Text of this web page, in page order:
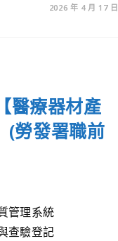
2026 年 4 月 17 日
醫療器材產
(勞發署職前
管理系統
查驗登記